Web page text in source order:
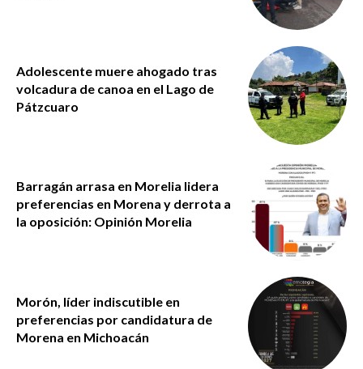
Adolescente muere ahogado tras
volcadura de canoa en el Lago de
Pátzcuaro
Barragán arrasa en Morelia lidera
preferencias en Morena y derrota a
la oposición: Opinión Morelia
Morón, líder indiscutible en
preferencias por candidatura de
Morena en Michoacán